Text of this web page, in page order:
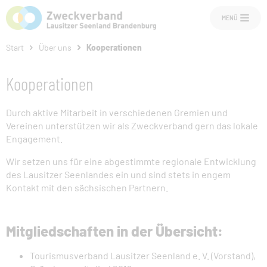
Aktuelles
Über uns
Projektentwicklung
Nachhaltigkeit
MENÜ
Start Über uns Kooperationen
Kooperationen
Durch aktive Mitarbeit in verschiedenen Gremien und
Vereinen unterstützen wir als Zweckverband gern das lokale
Engagement.
Wir setzen uns für eine abgestimmte regionale Entwicklung
des Lausitzer Seenlandes ein und sind stets in engem
Kontakt mit den sächsischen Partnern.
Mitgliedschaften in der Übersicht:
Tourismusverband Lausitzer Seenland e. V. (Vorstand),